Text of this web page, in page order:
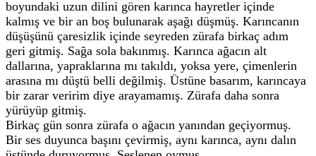
boyundaki uzun dilini gören karınca hayretler içinde
kalmış ve bir an boş bulunarak aşağı düşmüş. Karıncanın
düşüşünü çaresizlik içinde seyreden zürafa birkaç adım
geri gitmiş. Sağa sola bakınmış. Karınca ağacın alt
dallarına, yapraklarına mı takıldı, yoksa yere, çimenlerin
arasına mı düştü belli değilmiş. Üstüne basarım, karıncaya
bir zarar veririm diye arayamamış. Zürafa daha sonra
yürüyüp gitmiş.
Birkaç gün sonra zürafa o ağacın yanından geçiyormuş.
Bir ses duyunca başını çevirmiş, aynı karınca, aynı dalın